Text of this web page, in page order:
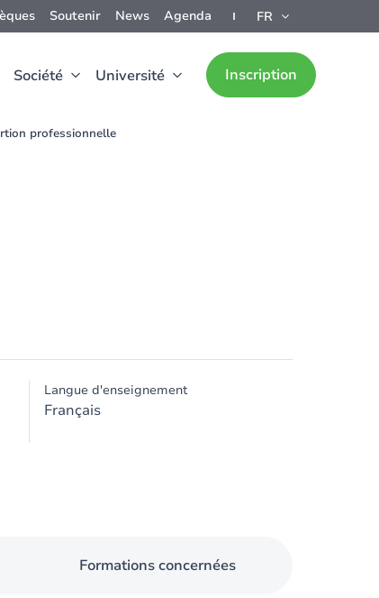
Soutenir News Agenda FR
Société Université Inscription
professionnelle
Langue d'enseignement
Français
Formations concernées